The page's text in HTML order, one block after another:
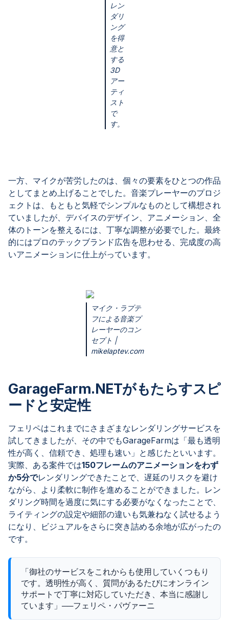
レン
ダリ
ング
を得
意と
する
3D
アー
ティ
スト
で
す。
一方、マイクが苦労したのは、個々の要素をひとつの作品
としてまとめ上げることでした。音楽プレーヤーのプロジ
ェクトは、もともと気軽でシンプルなものとして構想され
ていましたが、デバイスのデザイン、アニメーション、全
体のトーンを整えるには、丁寧な調整が必要でした。最終
的にはプロのテックブランド広告を思わせる、完成度の高
いアニメーションに仕上がっています。
マイク・ラプテ
フによる音楽プ
レーヤーのコン
セプト |
mikelaptev.com
GarageFarm.NETがもたらすスピ
ードと安定性
フェリペはこれまでにさまざまなレンダリングサービスを
試してきましたが、その中でもGarageFarmは「最も透明
性が高く、信頼でき、処理も速い」と感じたといいます。
実際、ある案件では150フレームのアニメーションをわず
か5分でレンダリングできたことで、遅延のリスクを避け
ながら、より柔軟に制作を進めることができました。レン
ダリング時間を過度に気にする必要がなくなったことで、
ライティングの設定や細部の違いも気兼ねなく試せるよう
になり、ビジュアルをさらに突き詰める余地が広がったの
です。
「御社のサービスをこれからも使用していくつもり
です。透明性が高く、質問があるたびにオンライン
サポートで丁寧に対応していただき、本当に感謝し
ています」──フェリペ・パヴァーニ